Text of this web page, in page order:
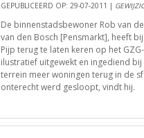
GEPUBLICEERD OP: 29-07-2011 |
De binnenstadsbewoner Rob van
van den Bosch [Pensmarkt], heeft
Pijp terug te laten keren op het
ilustratief uitgewekt en ingediend
terrein meer woningen terug in de
onterecht werd gesloopt, vindt hij.